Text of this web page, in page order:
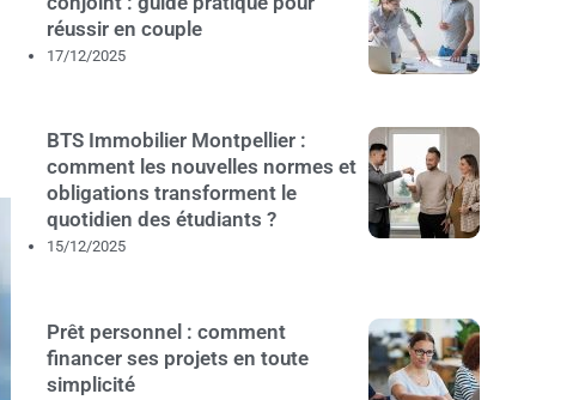
réussir en couple
17/12/2025
BTS Immobilier Montpellier :
comment les nouvelles normes et
obligations transforment le
quotidien des étudiants ?
15/12/2025
Prêt personnel : comment
financer ses projets en toute
simplicité